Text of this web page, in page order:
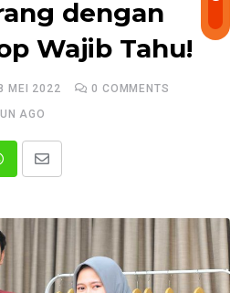
dengan
Wajib Tahu!
MEI 2022 0 COMMENTS
AGO
Share
Email